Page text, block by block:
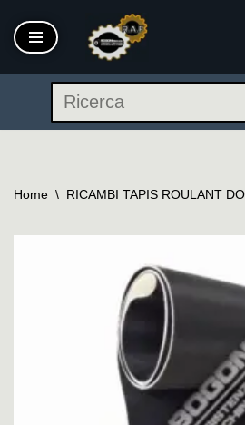
Vai
contenuto
Home \ RICAMBI TAPIS ROULANT